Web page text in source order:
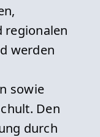
regionalen
werden
sowie
Den
durch